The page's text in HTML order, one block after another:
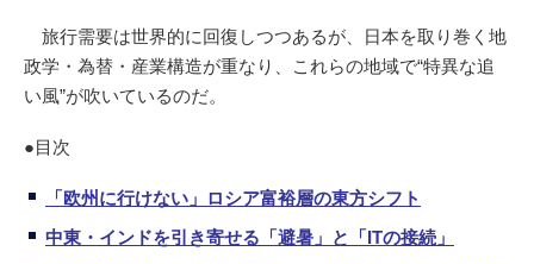
旅行需要は世界的に回復しつつあるが、日本を取り巻く地
政学・為替・産業構造が重なり、これらの地域で“特異な追
い風”が吹いているのだ。
●目次
「欧州に行けない」ロシア富裕層の東方シフト
中東・インドを引き寄せる「避暑」と「ITの接続」